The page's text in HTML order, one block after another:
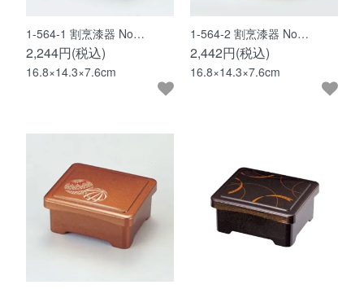
1-564-1 割烹漆器 No…
2,244円(税込)
16.8×14.3×7.6cm
1-564-2 割烹漆器 No…
2,442円(税込)
16.8×14.3×7.6cm